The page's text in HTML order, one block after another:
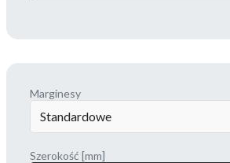
Marginesy
Standardowe
Szerokość [mm]